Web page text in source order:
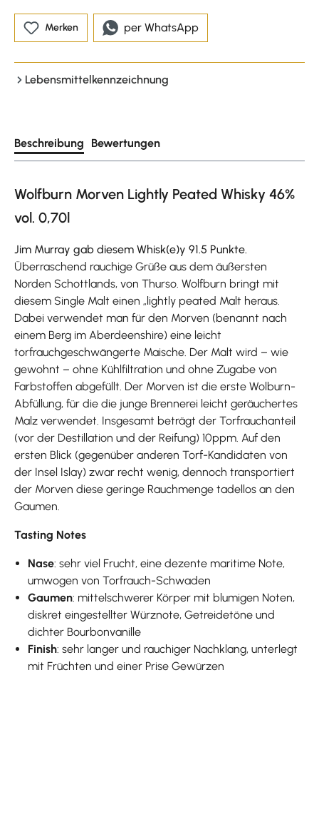
Merken per WhatsApp
Lebensmittelkennzeichnung
Beschreibung Bewertungen
Wolfburn Morven Lightly Peated Whisky 46%
vol. 0,70l
Jim Murray gab diesem Whisk(e)y 91.5 Punkte.
Überraschend rauchige Grüße aus dem äußersten
Norden Schottlands, von Thurso. Wolfburn bringt mit
diesem Single Malt einen „lightly peated Malt heraus.
Dabei verwendet man für den Morven (benannt nach
einem Berg im Aberdeenshire) eine leicht
torfrauchgeschwängerte Maische. Der Malt wird – wie
gewohnt – ohne Kühlfiltration und ohne Zugabe von
Farbstoffen abgefüllt. Der Morven ist die erste Wolburn-
Abfüllung, für die die junge Brennerei leicht geräuchertes
Malz verwendet. Insgesamt beträgt der Torfrauchanteil
(vor der Destillation und der Reifung) 10ppm. Auf den
ersten Blick (gegenüber anderen Torf-Kandidaten von
der Insel Islay) zwar recht wenig, dennoch transportiert
der Morven diese geringe Rauchmenge tadellos an den
Gaumen.
Tasting Notes
Nase: sehr viel Frucht, eine dezente maritime Note,
umwogen von Torfrauch-Schwaden
Gaumen: mittelschwerer Körper mit blumigen Noten,
diskret eingestellter Würznote, Getreidetöne und
dichter Bourbonvanille
Finish: sehr langer und rauchiger Nachklang, unterlegt
mit Früchten und einer Prise Gewürzen